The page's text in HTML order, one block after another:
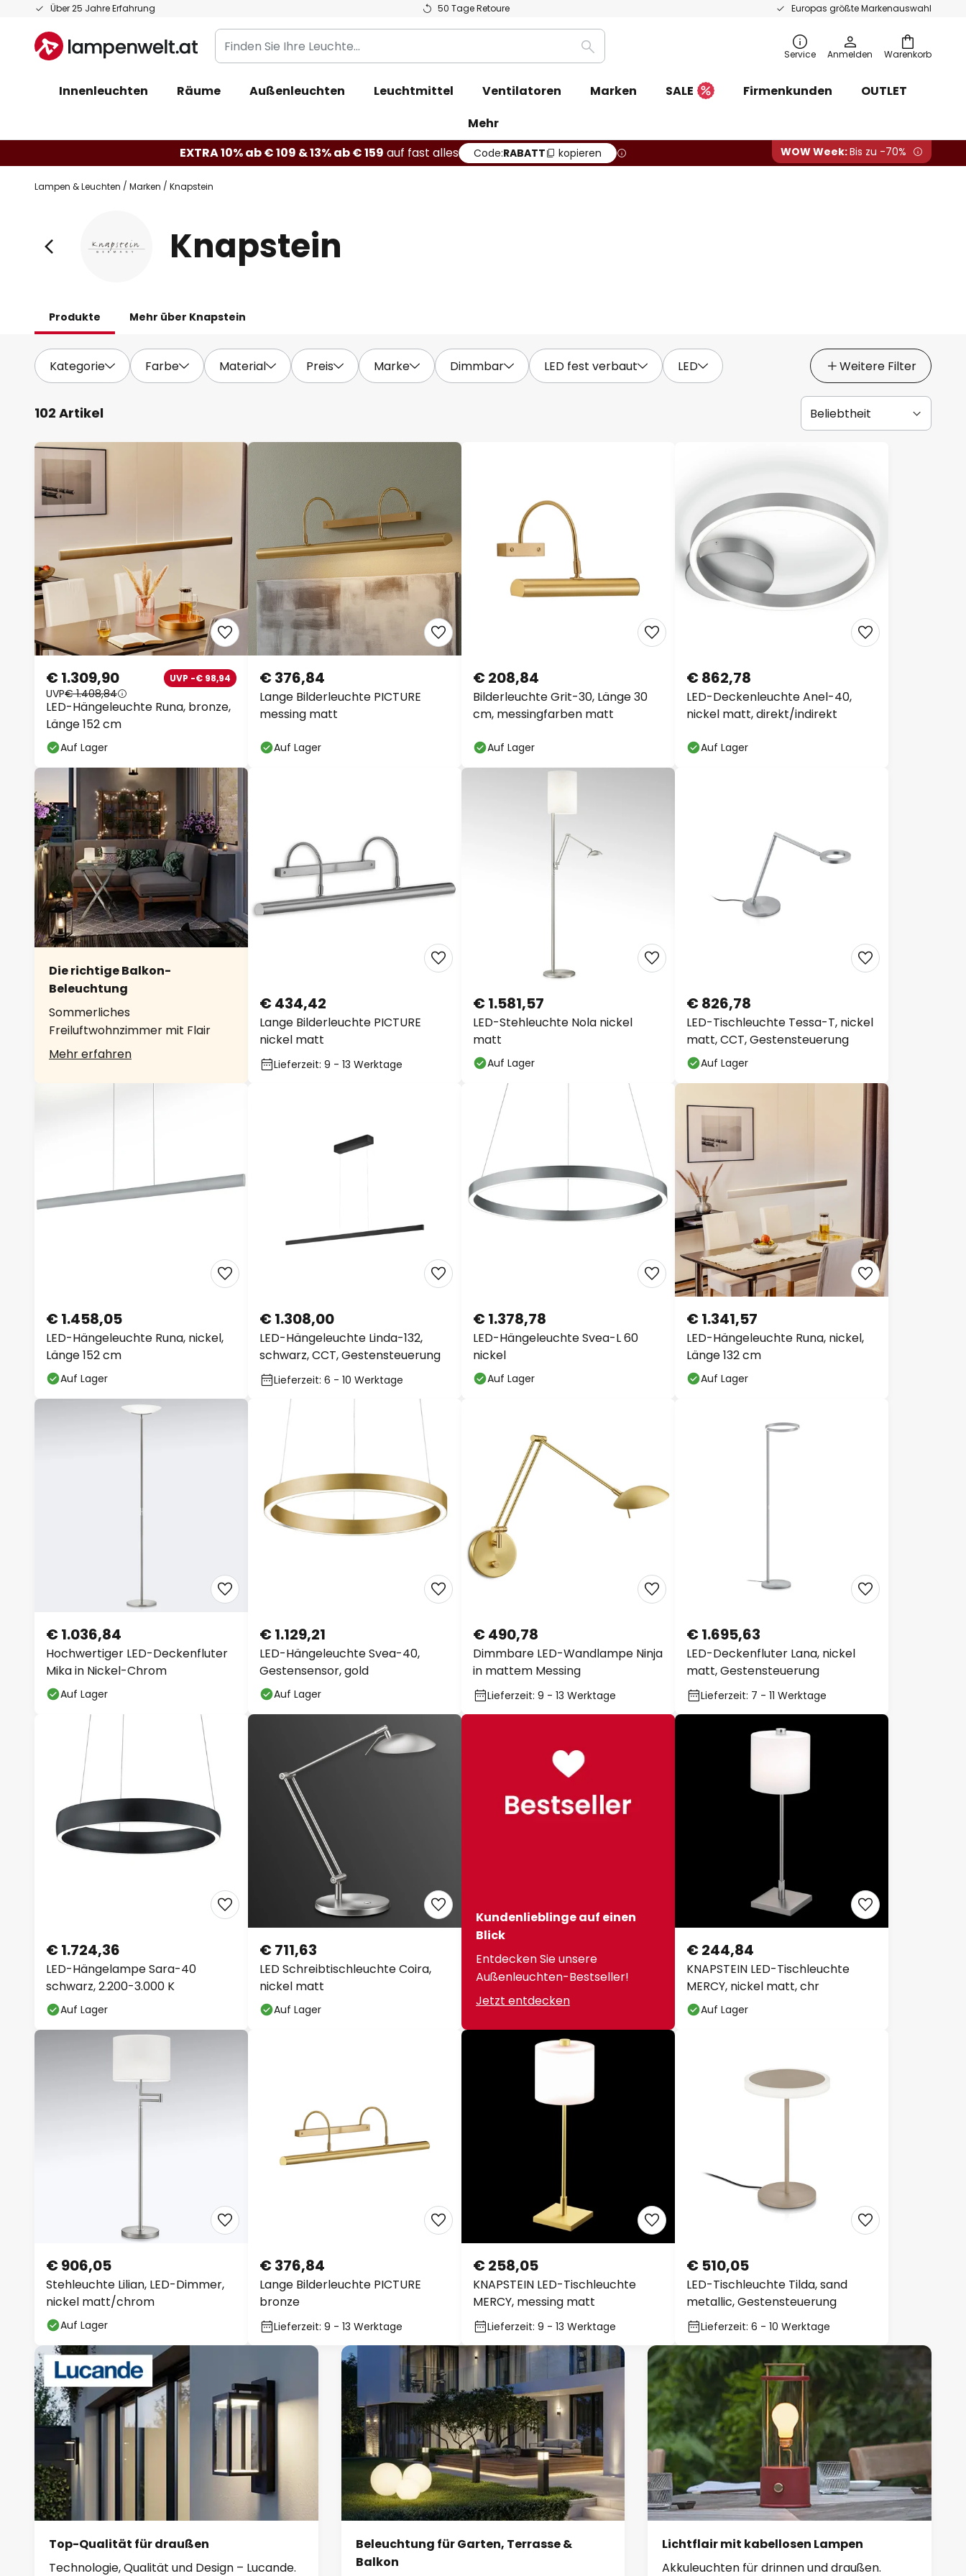
Über 25 Jahre Erfahrung 50 Tage Retoure Europas größte Markenauswahl
Zum
springen
Warenkorb
Finden
Sie
Leuchte...
Suche Service Anmelden
Innenleuchten Räume Außenleuchten Leuchtmittel Ventilatoren Marken SALE Firmenkunden
OUTLET
Mehr
EXTRA 10% ab € 109 & 13% ab € 159 auf fast alles Code:RABATT kopieren WOW Week:Bis zu -70%
Lampen & Leuchten Marken Knapstein
Knapstein
Produkte Mehr über Knapstein
Kategorie Farbe Material Preis Marke Dimmbar LED fest verbaut LED Weitere Filter
102 Artikel
LED-Hängeleuchte Runa, bronze,
Länge 152 cm
€ 1.309,90 UVP -€ 98,94
UVP€ 1.408,84
Auf Lager
Lange Bilderleuchte PICTURE
messing matt
€ 376,84
Auf Lager
Bilderleuchte Grit-30, Länge 30
cm, messingfarben matt
€ 208,84
Auf Lager
LED-Deckenleuchte Anel-40,
nickel matt, direkt/indirekt
€ 862,78
Auf Lager
Die richtige Balkon-
Beleuchtung
Sommerliches
Freiluftwohnzimmer mit Flair
Mehr erfahren
Lange Bilderleuchte PICTURE
nickel matt
€ 434,42
Lieferzeit: 9 - 13 Werktage
LED-Stehleuchte Nola nickel
matt
€ 1.581,57
Auf Lager
LED-Tischleuchte Tessa-T, nickel
matt, CCT, Gestensteuerung
€ 826,78
Auf Lager
LED-Hängeleuchte Runa, nickel,
Länge 152 cm
€ 1.458,05
Auf Lager
LED-Hängeleuchte Linda-132,
schwarz, CCT, Gestensteuerung
€ 1.308,00
Lieferzeit: 6 - 10 Werktage
LED-Hängeleuchte Svea-L 60
nickel
€ 1.378,78
Auf Lager
LED-Hängeleuchte Runa, nickel,
Länge 132 cm
€ 1.341,57
Auf Lager
Hochwertiger LED-Deckenfluter
Mika in Nickel-Chrom
€ 1.036,84
Auf Lager
LED-Hängeleuchte Svea-40,
Gestensensor, gold
€ 1.129,21
Auf Lager
Dimmbare LED-Wandlampe Ninja
in mattem Messing
€ 490,78
Lieferzeit: 9 - 13 Werktage
LED-Deckenfluter Lana, nickel
matt, Gestensteuerung
€ 1.695,63
Lieferzeit: 7 - 11 Werktage
LED-Hängelampe Sara-40
schwarz, 2.200-3.000 K
€ 1.724,36
Auf Lager
LED Schreibtischleuchte Coira,
nickel matt
€ 711,63
Auf Lager
Kundenlieblinge auf einen
Blick
Entdecken Sie unsere
Außenleuchten-Bestseller!
Jetzt entdecken
KNAPSTEIN LED-Tischleuchte
MERCY, nickel matt, chr
€ 244,84
Auf Lager
Stehleuchte Lilian, LED-Dimmer,
nickel matt/chrom
€ 906,05
Auf Lager
Lange Bilderleuchte PICTURE
bronze
€ 376,84
Lieferzeit: 9 - 13 Werktage
KNAPSTEIN LED-Tischleuchte
MERCY, messing matt
€ 258,05
Lieferzeit: 9 - 13 Werktage
LED-Tischleuchte Tilda, sand
metallic, Gestensteuerung
€ 510,05
Lieferzeit: 6 - 10 Werktage
Top-Qualität für draußen
Technologie, Qualität und Design – Lucande.
Beleuchtung für Garten, Terrasse &
Balkon
Lichtflair mit kabellosen Lampen
Akkuleuchten für drinnen und draußen.